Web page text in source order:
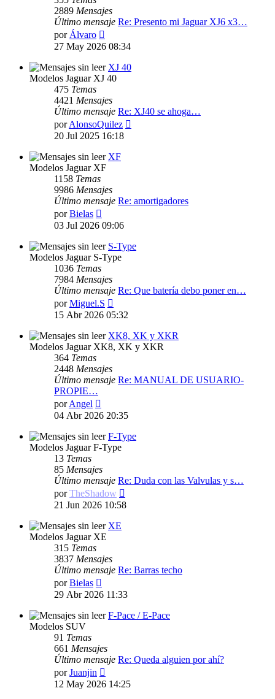
2889 Mensajes
Último mensaje Re: Presento mi Jaguar XJ6 x3…
porÁlvaro
último
27 May 2026 08:34
XJ 40
Modelos Jaguar XJ 40
475 Temas
4421 Mensajes
Último mensaje Re: XJ40 se ahoga…
porAlonsoQuilez
20 Jul 2025 16:18
XF
Modelos Jaguar XF
1158 Temas
9986 Mensajes
Último mensaje Re: amortigadores
porBielas
último
03 Jul 2026 09:06
S-Type
Modelos Jaguar S-Type
1036 Temas
7984 Mensajes
Último mensaje Re: Que batería debo poner en…
porMiguel.S
último
15 Abr 2026 05:32
XK8, XK y XKR
Modelos Jaguar XK8, XK y XKR
364 Temas
2448 Mensajes
Último mensaje Re: MANUAL DE USUARIO-
PROPIE…
porAngel
último
04 Abr 2026 20:35
F-Type
Modelos Jaguar F-Type
13 Temas
85 Mensajes
Último mensaje Re: Duda con las Valvulas y s…
porTheShadow
último
21 Jun 2026 10:58
XE
Modelos Jaguar XE
315 Temas
3837 Mensajes
Último mensaje Re: Barras techo
porBielas
último
29 Abr 2026 11:33
F-Pace / E-Pace
Modelos SUV
91 Temas
661 Mensajes
Último mensaje Re: Queda alguien por ahí?
porJuanjin
último
12 May 2026 14:25